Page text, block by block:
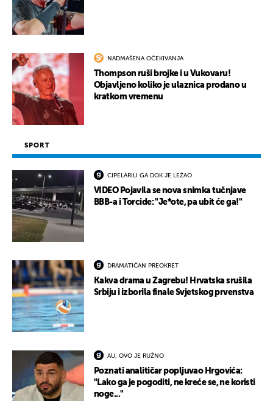
NADMAŠENA OČEKIVANJA
Thompson ruši brojke i u Vukovaru!
Objavljeno koliko je ulaznica prodano u
kratkom vremenu
SPORT
CIPELARILI GA DOK JE LEŽAO
VIDEO Pojavila se nova snimka tučnjave
BBB-a i Torcide: "Je*ote, pa ubit će ga!"
DRAMATIČAN PREOKRET
Kakva drama u Zagrebu! Hrvatska srušila
Srbiju i izborila finale Svjetskog prvenstva
AU, OVO JE RUŽNO
Poznati analitičar popljuvao Hrgovića:
"Lako ga je pogoditi, ne kreće se, ne koristi
noge..."